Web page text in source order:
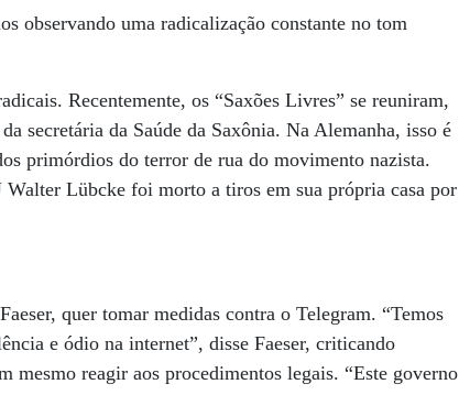
observando uma radicalização constante no tom
Recentemente, os “Saxões Livres” se reuniram,
secretária da Saúde da Saxônia. Na Alemanha, isso é
primórdios do terror de rua do movimento nazista.
Lübcke foi morto a tiros em sua própria casa por
quer tomar medidas contra o Telegram. “Temos
e ódio na internet”, disse Faeser, criticando
mesmo reagir aos procedimentos legais. “Este governo